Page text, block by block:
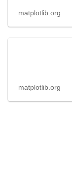
matplotlib.org
matplotlib.org